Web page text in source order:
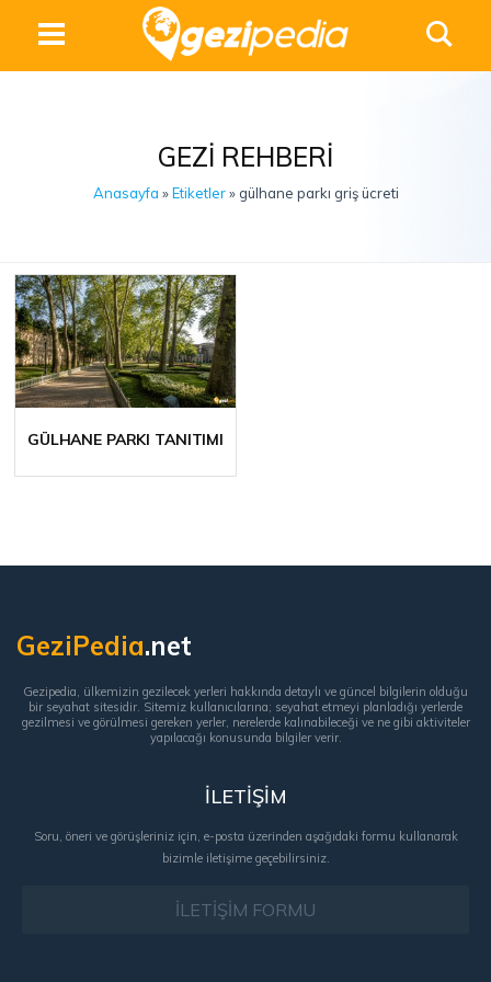
GEZI REHBERI
Anasayfa »Etiketler» gülhane parkı griş ücreti
GÜLHANE PARKI TANITIMI
GeziPedia.net
Gezipedia, ülkemizin gezilecek yerleri hakkında detaylı ve güncel bilgilerin olduğu
bir seyahat sitesidir. Sitemiz kullanıcılarına; seyahat etmeyi planladığı yerlerde
gezilmesi ve görülmesi gereken yerler, nerelerde kalınabileceği ve ne gibi aktiviteler
yapılacağı konusunda bilgiler verir.
İLETİŞİM
Soru, öneri ve görüşleriniz için, e-posta üzerinden aşağıdaki formu kullanarak
bizimle iletişime geçebilirsiniz.
İLETİŞİM FORMU